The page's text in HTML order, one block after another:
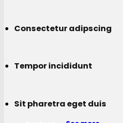
Consectetur adipscing
Tempor incididunt
Sit pharetra eget duis